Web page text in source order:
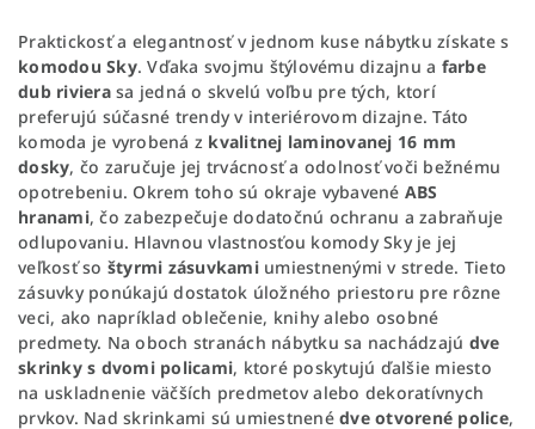
Praktickosť a elegantnosť v jednom kuse nábytku získate s
komodou Sky. Vďaka svojmu štýlovému dizajnu a farbe
dub rivierasa jedná o skvelú voľbu pre tých, ktorí
preferujú súčasné trendy v interiérovom dizajne. Táto
komoda je vyrobená z kvalitnej laminovanej 16 mm
dosky, čo zaručuje jej trvácnosť a odolnosť voči bežnému
opotrebeniu. Okrem toho sú okraje vybavené ABS
hranami, čo zabezpečuje dodatočnú ochranu a zabraňuje
odlupovaniu. Hlavnou vlastnosťou komody Sky je jej
veľkosť so štyrmi zásuvkamiumiestnenými v strede. Tieto
zásuvky ponúkajú dostatok úložného priestoru pre rôzne
veci, ako napríklad oblečenie, knihy alebo osobné
predmety. Na oboch stranách nábytku sa nachádzajú dve
skrinky s dvomi policami, ktoré poskytujú ďalšie miesto
na uskladnenie väčších predmetov alebo dekoratívnych
prvkov. Nad skrinkami sú umiestnené dve otvorené police,